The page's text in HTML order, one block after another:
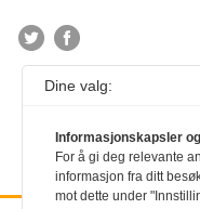
Dine valg:
Informasjonskapsler
For å gi deg relevante
informasjon fra ditt
mot dette under